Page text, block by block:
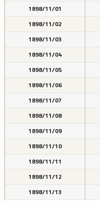
1898/11/01
1898/11/02
1898/11/03
1898/11/04
1898/11/05
1898/11/06
1898/11/07
1898/11/08
1898/11/09
1898/11/10
1898/11/11
1898/11/12
1898/11/13